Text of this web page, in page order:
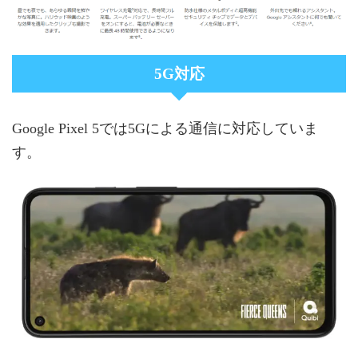
5G対応
Google Pixel 5では5Gによる通信に対応していま
す。